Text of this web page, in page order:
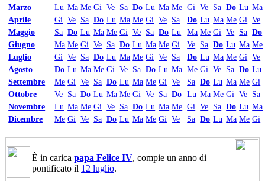
Marzo
Lu Ma Me Gi Ve Sa Do Lu Ma Me Gi Ve Sa Do Lu Ma
Aprile
Gi Ve Sa Do Lu Ma Me Gi Ve Sa Do Lu Ma Me Gi Ve
Maggio
Sa Do Lu Ma Me Gi Ve Sa Do Lu Ma Me Gi Ve Sa Do
Giugno
Ma Me Gi Ve Sa Do Lu Ma Me Gi Ve Sa Do Lu Ma Me
Luglio
Gi Ve Sa Do Lu Ma Me Gi Ve Sa Do Lu Ma Me Gi Ve
Agosto
Do Lu Ma Me Gi Ve Sa Do Lu Ma Me Gi Ve Sa Do Lu
Settembre
Me Gi Ve Sa Do Lu Ma Me Gi Ve Sa Do Lu Ma Me Gi
Ottobre
Ve Sa Do Lu Ma Me Gi Ve Sa Do Lu Ma Me Gi Ve Sa
Novembre
Lu Ma Me Gi Ve Sa Do Lu Ma Me Gi Ve Sa Do Lu Ma
Dicembre
Me Gi Ve Sa Do Lu Ma Me Gi Ve Sa Do Lu Ma Me Gi
È in carica papa Felice IV, compie un anno di
pontificato il 12 luglio.